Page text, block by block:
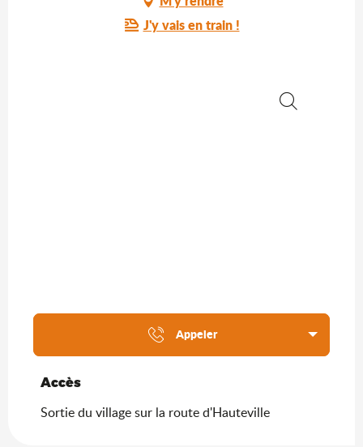
J'y vais en train !
Appeler
Accès
Accès
Sortie du village sur la route d'Hauteville